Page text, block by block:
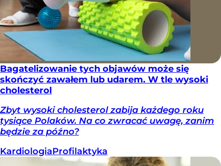
Bagatelizowanie tych objawów może się
skończyć zawałem lub udarem. W tle wysoki
cholesterol
Zbyt wysoki cholesterol zabija każdego roku
tysiące Polaków. Na co zwracać uwagę, zanim
będzie za późno?
KardiologiaProfilaktyka